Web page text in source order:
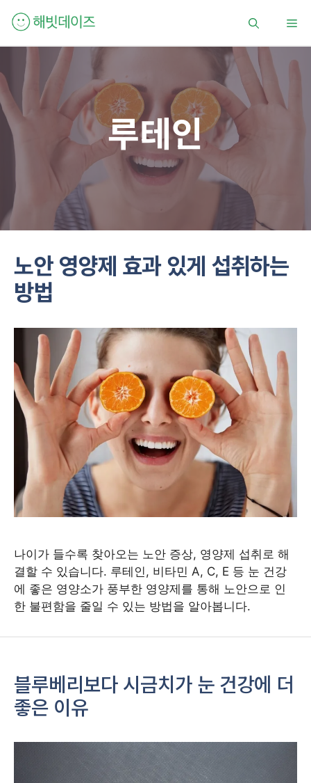
건
너
뛰
기
메
뉴
루테인
노안 영양제 효과 있게 섭취하는
방법
나이가 들수록 찾아오는 노안 증상, 영양제 섭취로 해
결할 수 있습니다. 루테인, 비타민 A, C, E 등 눈 건강
에 좋은 영양소가 풍부한 영양제를 통해 노안으로 인
한 불편함을 줄일 수 있는 방법을 알아봅니다.
블루베리보다 시금치가 눈 건강에 더
좋은 이유